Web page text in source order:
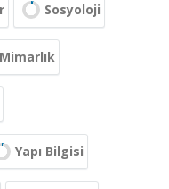
Sosyoloji
Mimarlık
Yapı Bilgisi